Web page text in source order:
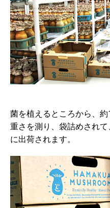
菌を植えるところから、約
重さを測り、袋詰めされ
に出荷されます。